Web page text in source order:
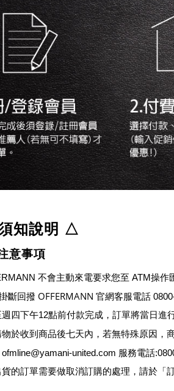
知說明 △
意事項
不會主動來電要求您至 ATM操作
回撥 OFFERMANN 官網客服電話
四下午12點前付款完成，訂單將當日進
物於收到商品後七天內，若無特殊原因，
ofmline@yamani-united.com 服務電話
的訂單需要做取消訂購的處理，請於「